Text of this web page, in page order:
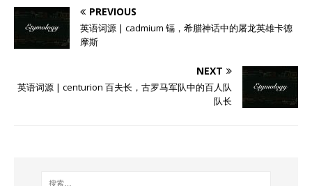
PREVIOUS
英语词源 | cadmium 镉，希腊神话中的屠龙英雄卡德
摩斯
NEXT
英语词源 | centurion 百夫长，古罗马军队中的百人队
队长